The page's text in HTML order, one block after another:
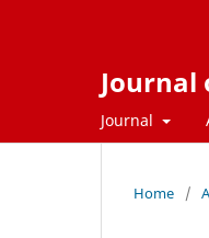
Journal
Journal
Home /